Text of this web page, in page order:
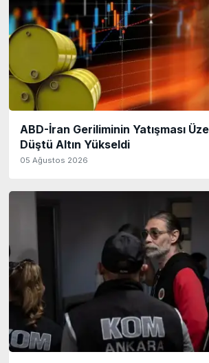
ABD-İran Geriliminin Yatışması
Düştü Altın Yükseldi
05 Ağustos 2026